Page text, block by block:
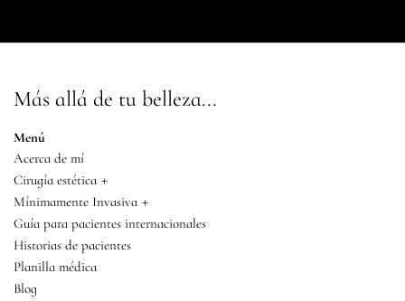
Más allá de tu belleza...
Menú
Acerca de mí
Cirugía estética +
Mínimamente Invasiva +
Guía para pacientes internacionales
Historias de pacientes
Planilla médica
Blog